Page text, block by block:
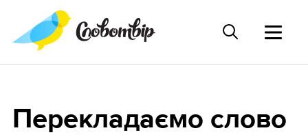
Перекладаємо слово